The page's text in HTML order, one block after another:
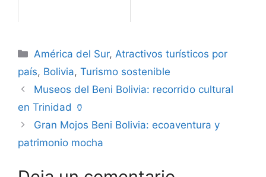
Categorías
América del Sur,Atractivos turísticos por
país, Bolivia, Turismo sostenible
Museos del Beni Bolivia: recorrido cultural
en Trinidad 🏺
Gran Mojos Beni Bolivia: ecoaventura y
patrimonio mocha